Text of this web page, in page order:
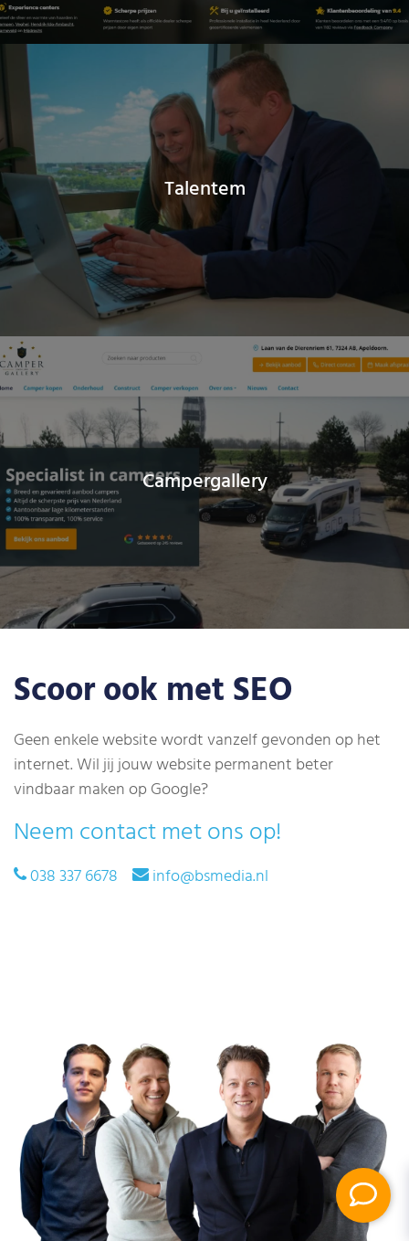
Talentem
Campergallery
Scoor ook met SEO
Geen enkele website wordt vanzelf gevonden op het
internet. Wil jij jouw website permanent beter
vindbaar maken op Google?
Neem contact met ons op!
038 337 6678 info@bsmedia.nl